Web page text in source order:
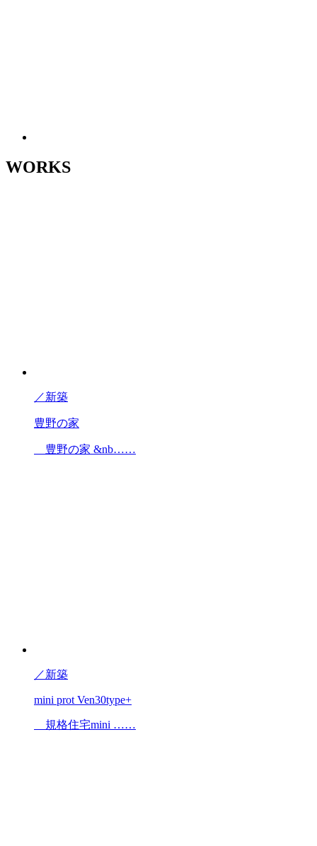
WORKS
／新築
豊野の家
豊野の家 &nb……
／新築
mini prot Ven30type+
規格住宅mini ……